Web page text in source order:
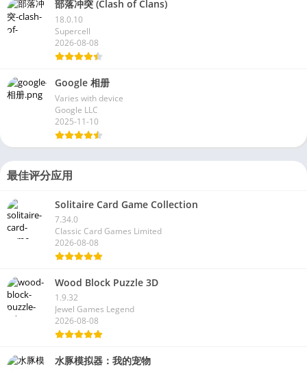
部落冲突 (Clash of Clans)
18.0.10
Supercell
2026-08-08
Google 相册
Varies with device
Google LLC
2025-11-10
最佳评分应用
Solitaire Card Game Collection
7.34.0
Classic Card Games Limited
2026-08-08
Wood Block Puzzle 3D
1.9.32
Jewel Games Legend
2026-08-08
水豚模拟器：我的宠物